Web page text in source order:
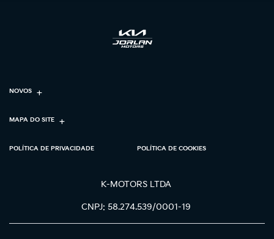
NOVOS
MAPA DO SITE
POLÍTICA DE PRIVACIDADE POLÍTICA DE COOKIES
K-MOTORS LTDA
CNPJ: 58.274.539/0001-19